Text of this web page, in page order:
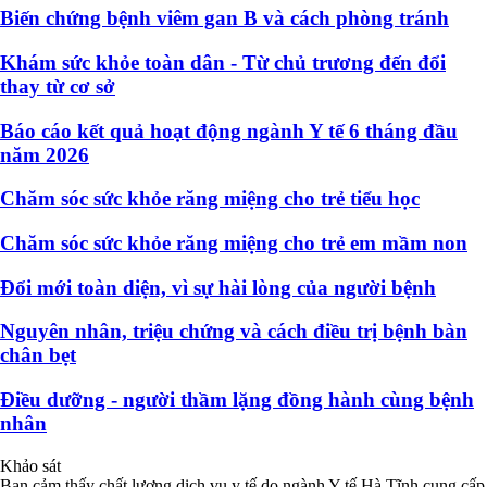
Biến chứng bệnh viêm gan B và cách phòng tránh
Khám sức khỏe toàn dân - Từ chủ trương đến đổi
thay từ cơ sở
Báo cáo kết quả hoạt động ngành Y tế 6 tháng đầu
năm 2026
Chăm sóc sức khỏe răng miệng cho trẻ tiểu học
Chăm sóc sức khỏe răng miệng cho trẻ em mầm non
Đổi mới toàn diện, vì sự hài lòng của người bệnh
Nguyên nhân, triệu chứng và cách điều trị bệnh bàn
chân bẹt
Điều dưỡng - người thầm lặng đồng hành cùng bệnh
nhân
Khảo sát